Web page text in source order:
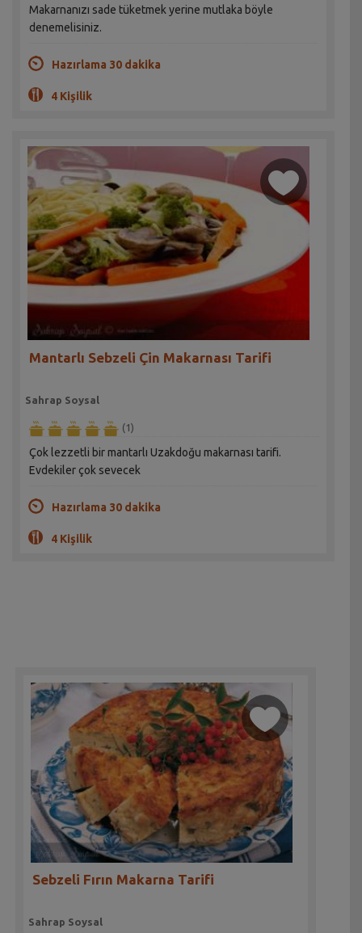
Makarnanızı sade tüketmek yerine mutlaka böyle
denemelisiniz.
Hazırlama 30 dakika
4 Kişilik
Mantarlı Sebzeli Çin Makarnası Tarifi
Sahrap Soysal
(1)
Çok lezzetli bir mantarlı Uzakdoğu makarnası tarifi.
Evdekiler çok sevecek
Hazırlama 30 dakika
4 Kişilik
Sebzeli Fırın Makarna Tarifi
Sahrap Soysal